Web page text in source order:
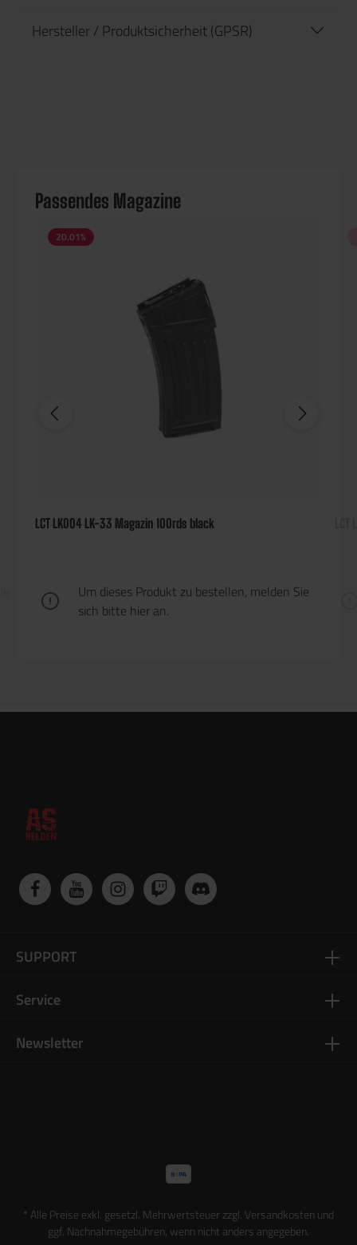
Hersteller / Produktsicherheit (GPSR)
Passendes Magazine
20.01%
LCT LK004 LK-33 Magazin 100rds black
Um dieses Produkt zu bestellen, melden Sie
sich bitte hier an.
Newsletter
SUPPORT
Service
* Alle Preise exkl. gesetzl. Mehrwertsteuer zzgl. Versandkostenund
ggf. Nachnahmegebühren, wenn nicht anders angegeben.